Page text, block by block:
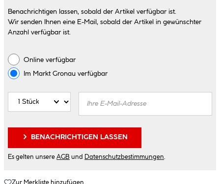
Benachrichtigen lassen, sobald der Artikel verfügbar ist.
Wir senden Ihnen eine E-Mail, sobald der Artikel in gewünschter
Anzahl verfügbar ist.
Online verfügbar
Im Markt Gronau verfügbar
BENACHRICHTIGEN LASSEN
Es gelten unsere AGB und Datenschutzbestimmungen
Zur Merkliste hinzufügen